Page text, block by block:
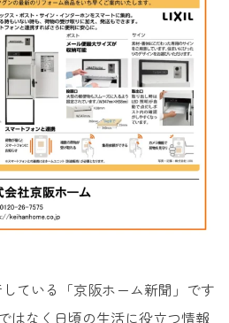
ている「京阪ホーム新聞」です
はなく日頃の生活に役立つ情報